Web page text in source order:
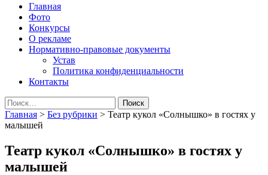
Народная трибуна
Калининская районная газета
Главная
Фото
Конкурсы
О рекламе
Нормативно-правовые документы
Устав
Политика конфиденциальности
Контакты
Найти:
Главная > Без рубрики > Театр кукол «Солнышко» в гостях у
малышей
Театр кукол «Солнышко» в гостях у
малышей